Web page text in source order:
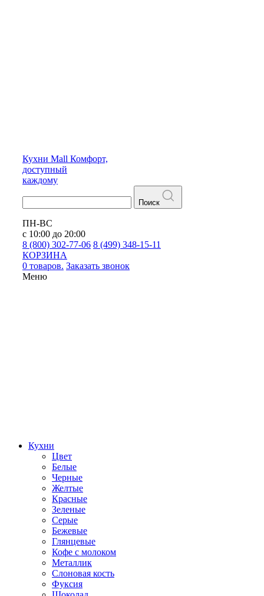
Кухни Mall Комфорт,
доступный
каждому
Поиск
ПН-ВС
с 10:00 до 20:00
8 (800) 302-77-06 8 (499) 348-15-11
КОРЗИНА
0 товаров. Заказать звонок
Меню
Кухни
Цвет
Белые
Черные
Желтые
Красные
Зеленые
Серые
Бежевые
Глянцевые
Кофе с молоком
Металлик
Слоновая кость
Фуксия